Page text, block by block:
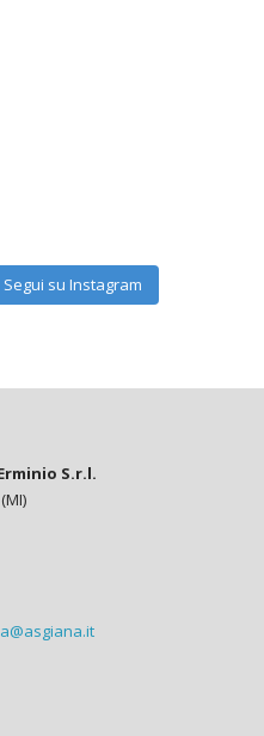
Segui su Instagram
S.r.l.